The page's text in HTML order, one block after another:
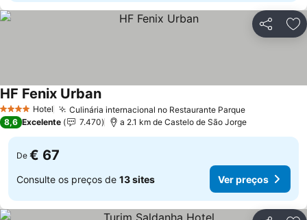
Partilhar
4 EstrelasHotel Culinária internacional no Restaurante ParqueVer preços
HF Fenix UrbanVer preços
8,6 Excelente 7.470 a 2.1 km de Castelo de São Jorge
De € 67
Consulte os preços de 13 sites Ver preços